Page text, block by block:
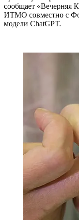
сообщает «Вечерняя
ИТМО совместно с
модели ChatGPT.